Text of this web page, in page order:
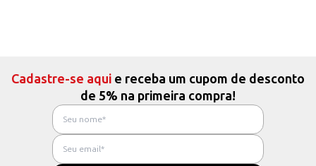
Cadastre-se aqui e receba um cupom de desconto
de 5% na primeira compra!